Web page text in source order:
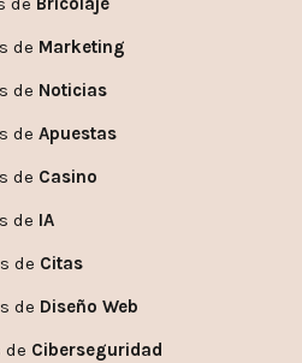
de Marketing
de Noticias
de Apuestas
de Casino
de IA
de Citas
de Diseño Web
de Ciberseguridad